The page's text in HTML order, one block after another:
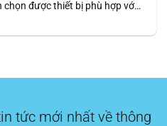
được thiết bị phù hợp với
và sản phẩm, số lượng sản
tức mới nhất về thông